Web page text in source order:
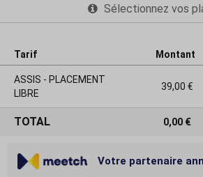
Connu pour sa capacité à rendre
sujet, Alexis Le Rossignol
multiples thèmes qui font sa
ce seul événement.
Organisateur : SEE YOU SOON
Licence Prod : L-D-2021-003908 I D-
Contact PMR :
Sélectionnez vos
Tarif Montant
ASSIS - PLACEMENT
LIBRE
39,00
TOTAL 0,00
Votre partenaire